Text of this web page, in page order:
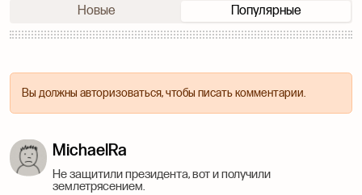
Новые Популярные
Вы должны авторизоваться, чтобы писать комментарии.
MichaelRa
Не защитили президента, вот и получили
землетрясением.